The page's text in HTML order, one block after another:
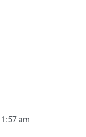
am